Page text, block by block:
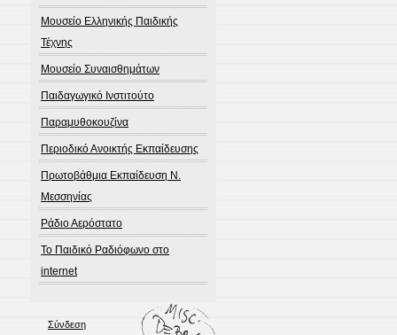
Μουσείο Ελληνικής Παιδικής
Τέχνης
Μουσείο Συναισθημάτων
Παιδαγωγικό Ινστιτούτο
Παραμυθοκουζίνα
Περιοδικό Ανοικτής Εκπαίδευσης
Πρωτοβάθμια Εκπαίδευση Ν.
Μεσσηνίας
Ράδιο Αερόστατο
Το Παιδικό Ραδιόφωνο στο
internet
Σύνδεση